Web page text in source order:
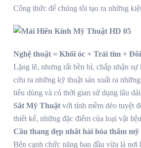
Công thức để chúng tôi tạo ra những
Nghệ thuật = Khối óc + Trái tim +
Lặng lẽ, nhưng rất bền bỉ, chấp nhận
cứu ra những kỹ thuật sản xuất ra
tiêu dùng và có thời gian sử dụng lâu
Sắt Mỹ Thuật với tính mềm dẻo tuyệt
thiết kế, những đặc điểm của loại vật
Cầu thang đẹp nhất hài hòa thẩm mỹ
Bên cạnh chức năng ban đầu vừa là